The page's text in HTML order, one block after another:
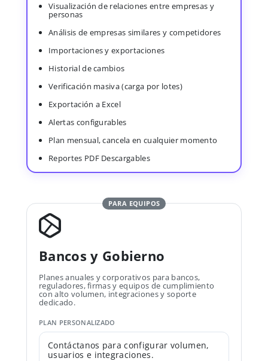
Visualización de relaciones entre empresas y
personas
Análisis de empresas similares y competidores
Importaciones y exportaciones
Historial de cambios
Verificación masiva (carga por lotes)
Exportación a Excel
Alertas configurables
Plan mensual, cancela en cualquier momento
Reportes PDF Descargables
PARA EQUIPOS
Bancos y Gobierno
Planes anuales y corporativos para bancos,
reguladores, firmas y equipos de cumplimiento
con alto volumen, integraciones y soporte
dedicado.
PLAN PERSONALIZADO
Contáctanos para configurar volumen,
usuarios e integraciones.